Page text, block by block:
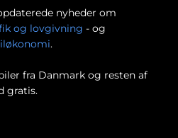
nyheder om
og lovgivning - og
.
fra Danmark og resten af
gratis.